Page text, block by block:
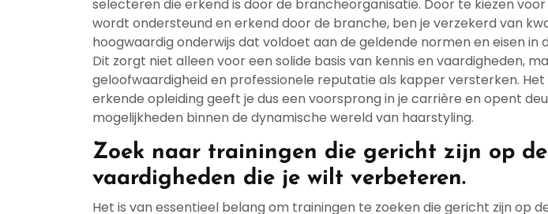
selecteren die erkend is door de brancheorganisatie. Door te kiezen
wordt ondersteund en erkend door de branche, ben je verzekerd van
hoogwaardig onderwijs dat voldoet aan de geldende normen en eisen in
Dit zorgt niet alleen voor een solide basis van kennis en vaardigheden,
geloofwaardigheid en professionele reputatie als kapper versterken. Het
erkende opleiding geeft je dus een voorsprong in je carrière en opent
mogelijkheden binnen de dynamische wereld van haarstyling.
Zoek naar trainingen die gericht zijn op
vaardigheden die je wilt verbeteren.
Het is van essentieel belang om trainingen te zoeken die gericht zijn op